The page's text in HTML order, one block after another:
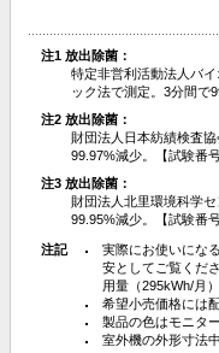
注1 放出除菌：
特定非営利活動法人バ
ック法で測定。3分間で
注2 放出除菌：
財団法人日本紡績検査
99.97%減少。【試験番
注3 放出除菌：
財団法人北里環境科学
99.95%減少。【試験番
注記
実際にお使いにな
安としてご覧くだ
用量（295kWh/月
希望小売価格には
製品の色はモニタ
室外機の外形寸法